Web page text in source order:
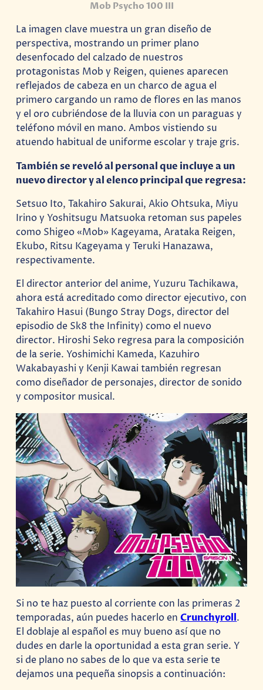
Mob Psycho 100 III
La imagen clave muestra un gran diseño de
perspectiva, mostrando un primer plano
desenfocado del calzado de nuestros
protagonistas Mob y Reigen, quienes aparecen
reflejados de cabeza en un charco de agua el
primero cargando un ramo de flores en las manos
y el oro cubriéndose de la lluvia con un paraguas y
teléfono móvil en mano. Ambos vistiendo su
atuendo habitual de uniforme escolar y traje gris.
También se reveló al personal que incluye a un
nuevo director y al elenco principal que regresa:
Setsuo Ito, Takahiro Sakurai, Akio Ohtsuka, Miyu
Irino y Yoshitsugu Matsuoka retoman sus papeles
como Shigeo «Mob» Kageyama, Arataka Reigen,
Ekubo, Ritsu Kageyama y Teruki Hanazawa,
respectivamente.
El director anterior del anime, Yuzuru Tachikawa,
ahora está acreditado como director ejecutivo, con
Takahiro Hasui (Bungo Stray Dogs, director del
episodio de Sk8 the Infinity) como el nuevo
director. Hiroshi Seko regresa para la composición
de la serie. Yoshimichi Kameda, Kazuhiro
Wakabayashi y Kenji Kawai también regresan
como diseñador de personajes, director de sonido
y compositor musical.
Si no te haz puesto al corriente con las primeras 2
temporadas, aún puedes hacerlo enCrunchyroll.
El doblaje al español es muy bueno así que no
dudes en darle la oportunidad a esta gran serie. Y
si de plano no sabes de lo que va esta serie te
dejamos una pequeña sinopsis a continuación: